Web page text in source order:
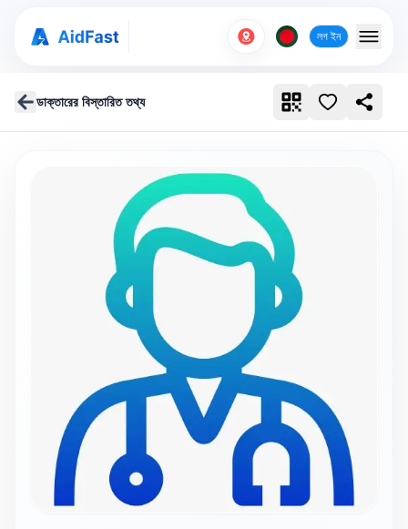
লগ ইন
ডাক্তারের বিস্তারিত তথ্য